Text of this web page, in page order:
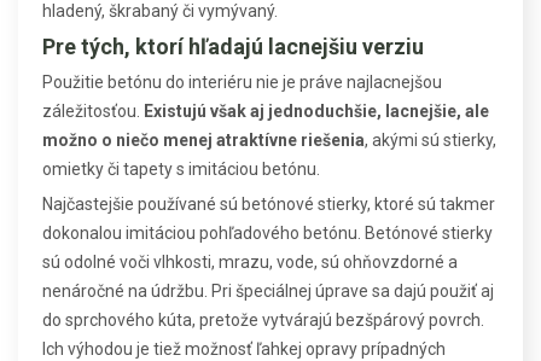
hladený, škrabaný či vymývaný.
Pre tých, ktorí hľadajú lacnejšiu verziu
Použitie betónu do interiéru nie je práve najlacnejšou
záležitosťou.
Existujú však aj jednoduchšie, lacnejšie, ale
možno o niečo menej atraktívne riešenia, akými sú stierky,
omietky či tapety s imitáciou betónu.
Najčastejšie používané sú betónové stierky, ktoré sú takmer
dokonalou imitáciou pohľadového betónu. Betónové stierky
sú odolné voči vlhkosti, mrazu, vode, sú ohňovzdorné a
nenáročné na údržbu. Pri špeciálnej úprave sa dajú použiť aj
do sprchového kúta, pretože vytvárajú bezšpárový povrch.
Ich výhodou je tiež možnosť ľahkej opravy prípadných